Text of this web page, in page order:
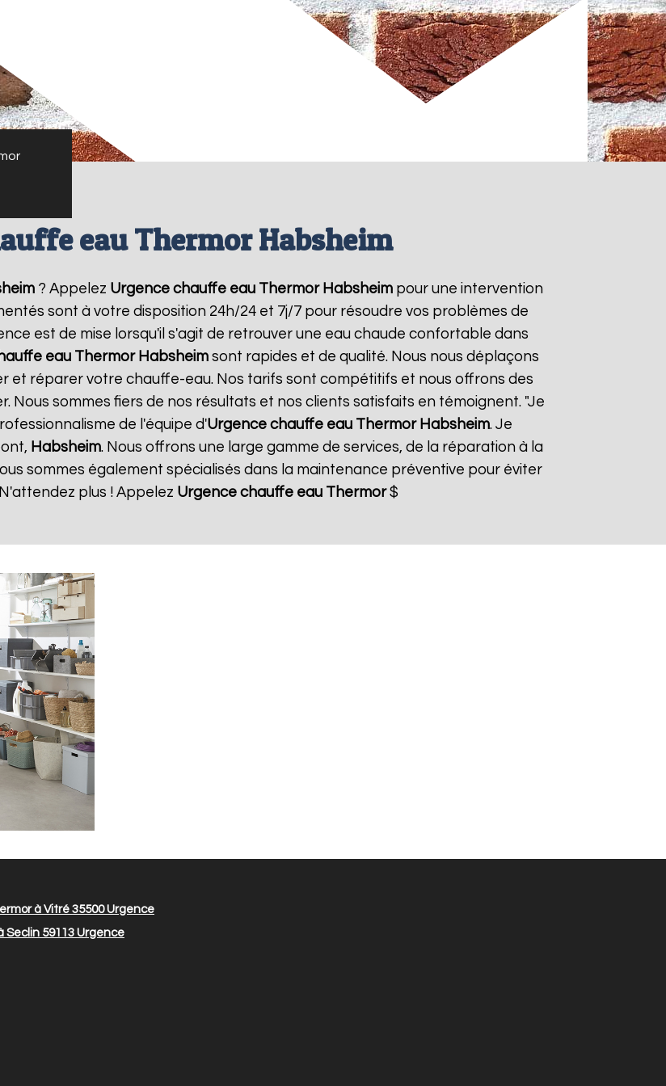
eau Thermor Habsheim
? Appelez Urgence chauffe eau Thermor Habsheimpour une intervention
sont à votre disposition 24h/24 et 7j/7 pour résoudre vos problèmes de
est de mise lorsqu'il s'agit de retrouver une eau chaude confortable dans
eau Thermor Habsheimsont rapides et de qualité. Nous nous déplaçons
et réparer votre chauffe-eau. Nos tarifs sont compétitifs et nous offrons des
Nous sommes fiers de nos résultats et nos clients satisfaits en témoignent. "Je
de l'équipe d'Urgence chauffe eau Thermor Habsheim. Je
Habsheim. Nous offrons une large gamme de services, de la réparation à la
sommes également spécialisés dans la maintenance préventive pour éviter
plus ! Appelez Urgence chauffe eau Thermor$
à Vitré 35500Urgence
59113Urgence